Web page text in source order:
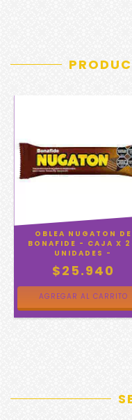
OBLEA NUGATON DE
BONAFIDE - CAJA X
UNIDADES -
$25.940